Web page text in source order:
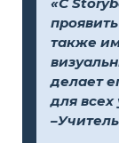
также
делает
для всех